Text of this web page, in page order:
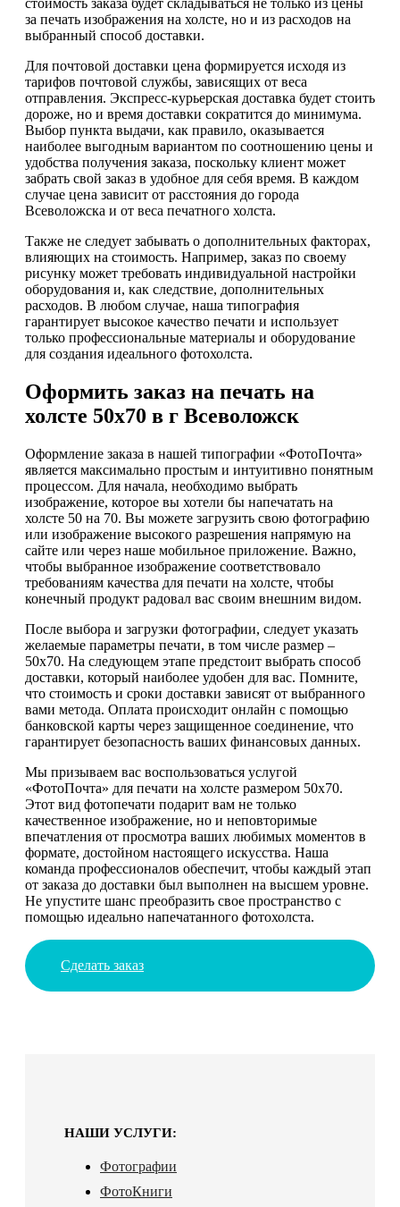
стоимость заказа будет складываться не только из цены
за печать изображения на холсте, но и из расходов на
выбранный способ доставки.
Для почтовой доставки цена формируется исходя из
тарифов почтовой службы, зависящих от веса
отправления. Экспресс-курьерская доставка будет стоить
дороже, но и время доставки сократится до минимума.
Выбор пункта выдачи, как правило, оказывается
наиболее выгодным вариантом по соотношению цены и
удобства получения заказа, поскольку клиент может
забрать свой заказ в удобное для себя время. В каждом
случае цена зависит от расстояния до города
Всеволожска и от веса печатного холста.
Также не следует забывать о дополнительных факторах,
влияющих на стоимость. Например, заказ по своему
рисунку может требовать индивидуальной настройки
оборудования и, как следствие, дополнительных
расходов. В любом случае, наша типография
гарантирует высокое качество печати и использует
только профессиональные материалы и оборудование
для создания идеального фотохолста.
Оформить заказ на печать на
холсте 50х70 в г Всеволожск
Оформление заказа в нашей типографии «ФотоПочта»
является максимально простым и интуитивно понятным
процессом. Для начала, необходимо выбрать
изображение, которое вы хотели бы напечатать на
холсте 50 на 70. Вы можете загрузить свою фотографию
или изображение высокого разрешения напрямую на
сайте или через наше мобильное приложение. Важно,
чтобы выбранное изображение соответствовало
требованиям качества для печати на холсте, чтобы
конечный продукт радовал вас своим внешним видом.
После выбора и загрузки фотографии, следует указать
желаемые параметры печати, в том числе размер –
50х70. На следующем этапе предстоит выбрать способ
доставки, который наиболее удобен для вас. Помните,
что стоимость и сроки доставки зависят от выбранного
вами метода. Оплата происходит онлайн с помощью
банковской карты через защищенное соединение, что
гарантирует безопасность ваших финансовых данных.
Мы призываем вас воспользоваться услугой
«ФотоПочта» для печати на холсте размером 50х70.
Этот вид фотопечати подарит вам не только
качественное изображение, но и неповторимые
впечатления от просмотра ваших любимых моментов в
формате, достойном настоящего искусства. Наша
команда профессионалов обеспечит, чтобы каждый этап
от заказа до доставки был выполнен на высшем уровне.
Не упустите шанс преобразить свое пространство с
помощью идеально напечатанного фотохолста.
Сделать заказ
НАШИ УСЛУГИ:
Фотографии
ФотоКниги